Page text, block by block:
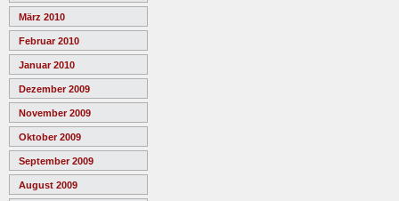
März 2010
Februar 2010
Januar 2010
Dezember 2009
November 2009
Oktober 2009
September 2009
August 2009